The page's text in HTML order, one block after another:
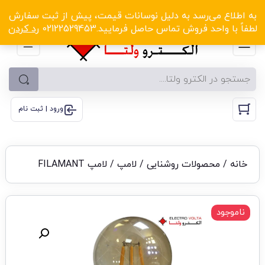
به اطلاع می‌رسد به دلیل نوسانات قیمت، پیش از ثبت سفارش
لطفاً با واحد فروش تماس حاصل فرمایید.02122529453
رد کردن
الکترو ولتا با تخفیف‌های شگفت‌انگیز! کلیک کنید
ورود | ثبت نام
خانه / محصولات روشنایی/ لامپ/ لامپ FILAMANT
ناموجود